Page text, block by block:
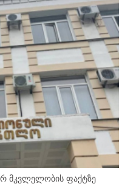
მკვლელობის ფაქტზე